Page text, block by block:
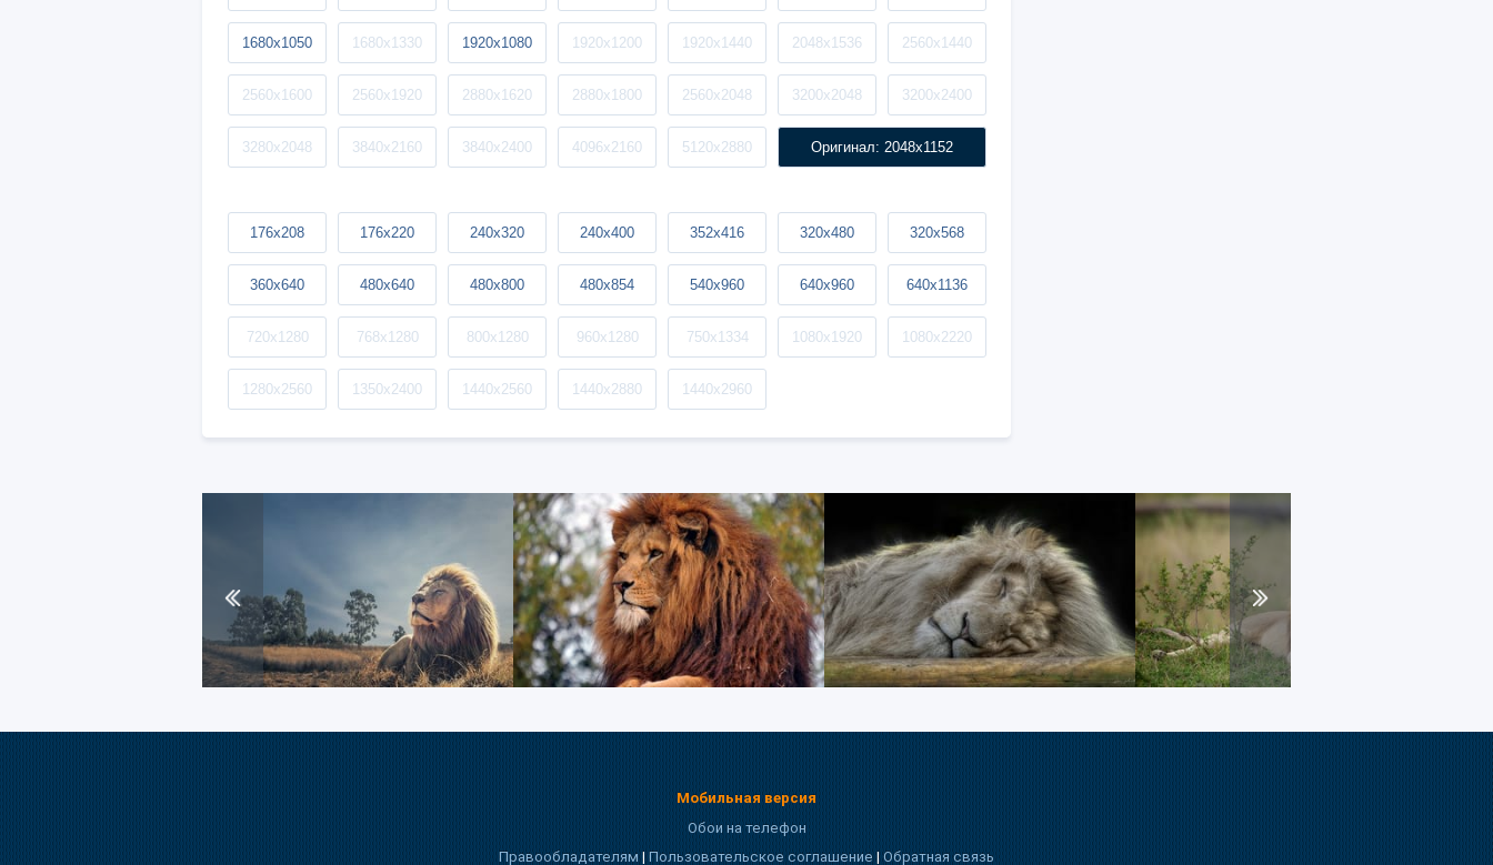
1680x1050 1680x1330 1920x1080 1920x1200 1920x1440 2048x1536 2560x1440
2560x1600 2560x1920 2880x1620 2880x1800 2560x2048 3200x2048 3200x2400
3280x2048 3840x2160 3840x2400 4096x2160 5120x2880 Оригинал: 2048x1152
176x208 176x220 240x320 240x400 352x416 320x480 320x568
360x640 480x640 480x800 480x854 540x960 640x960 640x1136
720x1280 768x1280 800x1280 960x1280 750x1334 1080x1920 1080x2220
1280x2560 1350x2400 1440x2560 1440x2880 1440x2960
Мобильная версия
Обои на телефон
Правообладателям|Пользовательское соглашение|Обратная связь